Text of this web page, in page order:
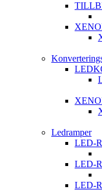
Ledramper
LED-
LED-
LED-